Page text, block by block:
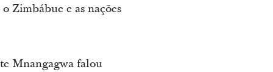
Zimbábue e as nações
Mnangagwa falou